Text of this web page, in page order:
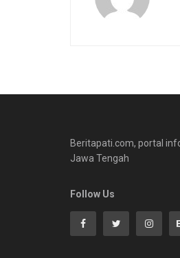
Beritapati.com, portal
Jawa Tengah
Follow Us